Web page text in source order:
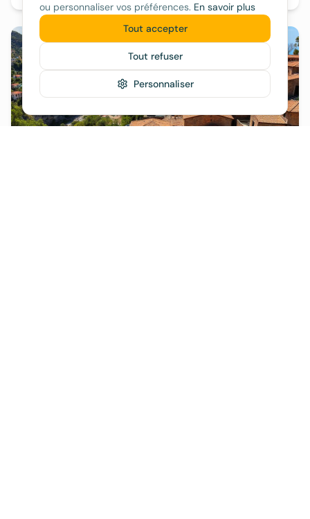
ou personnaliser vos préférences. En savoir plus
Personnaliser
Tout refuser
Tout accepter